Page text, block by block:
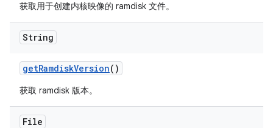
获取用于创建内核映像的 ramdisk 文件。
String
getRamdiskVersion()
获取 ramdisk 版本。
File